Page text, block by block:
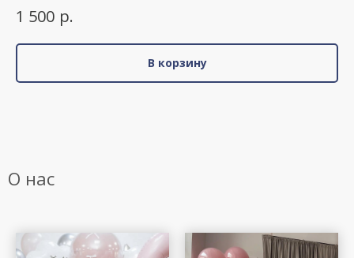
1 500 р.
В корзину
О нас